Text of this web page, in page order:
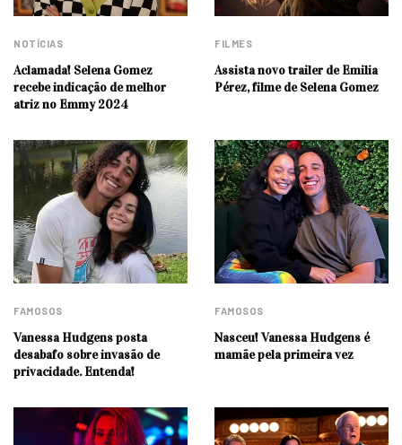
NOTÍCIAS
Aclamada! Selena Gomez
recebe indicação de melhor
atriz no Emmy 2024
FILMES
Assista novo trailer de Emilia
Pérez, filme de Selena Gomez
FAMOSOS
Vanessa Hudgens posta
desabafo sobre invasão de
privacidade. Entenda!
FAMOSOS
Nasceu! Vanessa Hudgens é
mamãe pela primeira vez